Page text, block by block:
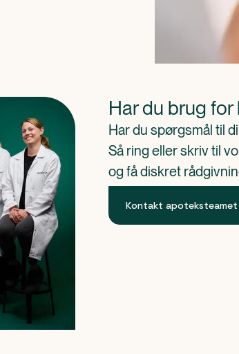
Har du brug
Har du spørgsmål til
Så ring eller skriv til
og få diskret
Kontakt apoteksteamet